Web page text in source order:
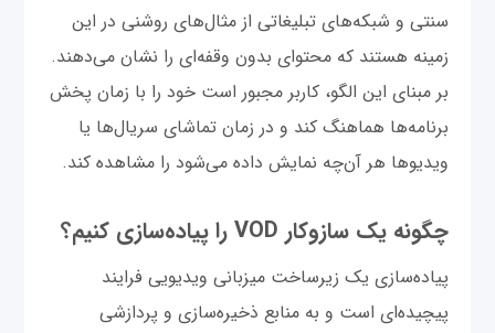
سنتی و شبکه‌های تبلیغاتی از مثال‌های روشنی در این
زمینه هستند که محتوای بدون وقفه‌ای را نشان می‌دهند.
بر مبنای این الگو، کاربر مجبور است خود را با زمان پخش
برنامه‌ها هماهنگ کند و در زمان تماشای سریال‌ها یا
ویدیوها هر آن‌چه نمایش داده می‌شود را مشاهده کند.
چگونه یک سازوکار VOD را پیاده‌سازی کنیم؟
پیاده‌سازی یک زیرساخت میزبانی ویدیویی فرایند
پیچیده‌ای است و به منابع ذخیره‌سازی و پردازشی